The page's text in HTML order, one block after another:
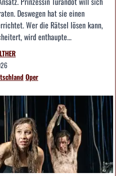
Deswegen hat sie einen
Wer die Rätsel lösen kann,
wird enthaupte...
Oper